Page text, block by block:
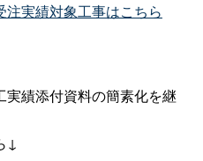
実績対象工事はこちら
績添付資料の簡素化を継
↓